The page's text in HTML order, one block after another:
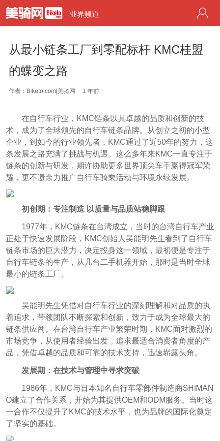
业界频道
从最小链条工厂到零配标杆 KMC桂盟
的蝶变之路
作者：Biketo.com|美骑网 1 年前
在自行车行业，KMC链条以其卓越的品质和创新的技
术，成为了全球领先的自行车链条品牌。从创立之初的小型
企业，到如今的行业领先者，KMC通过了近50年的努力，这
条发展之路充满了挑战与机遇。这么多年来KMC一直专注于
链条的创新与研发，期许协助更多世界顶尖车手赢得冠军荣
耀，更不遗余力推广自行车骑乘活动与环境永续发展。
初创期：专注制造 以质量与品质站稳脚跟
1977年，KMC链条在台湾成立，当时的台湾自行车产业
正处于快速发展阶段，KMC创始人吴能明先生看到了自行车
链条市场的巨大潜力，决定投身这一领域，最初便是专注于
自行车链条的生产，从几台二手机器开始，那时是当时全球
最小的链条工厂。
吴能明先生凭借对自行车行业的深刻理解和对品质的执
着追求，带领团队不断探索和创新，致力于成为全球最大的
链条供应商。在台湾自行车产业繁荣时期，KMC面对激烈的
市场竞争，从使用者经验出发，追求最适合消费者角度的产
品，凭借卓越的品质和可靠的技术支持，迅速崭露头角。
发展期：在技术与管理中寻求突破
1986年，KMC与日本知名自行车零部件制造商SHIMAN
O建立了合作关系，开始为其提供OEM和ODM服务。当时这
一合作不仅提升了KMC的技术水平，也为品牌的国际化奠定
了坚实的基础。